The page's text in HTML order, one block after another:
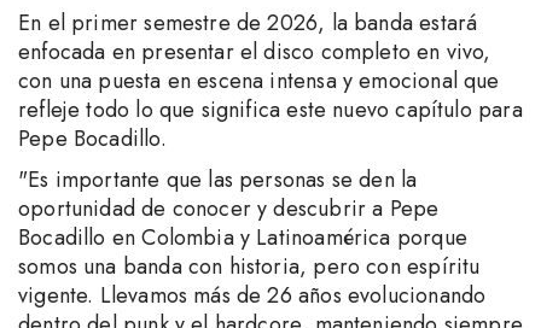
En el primer semestre de 2026, la banda estará
enfocada en presentar el disco completo en vivo,
con una puesta en escena intensa y emocional que
refleje todo lo que significa este nuevo capítulo para
Pepe Bocadillo.
"Es importante que las personas se den la
oportunidad de conocer y descubrir a Pepe
Bocadillo en Colombia y Latinoamérica porque
somos una banda con historia, pero con espíritu
vigente. Llevamos más de 26 años evolucionando